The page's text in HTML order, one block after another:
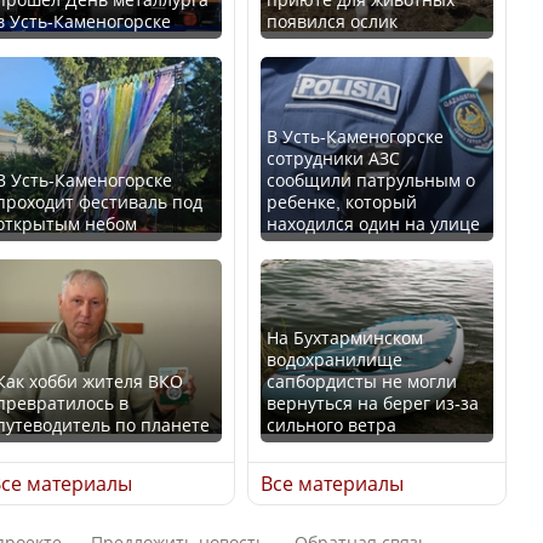
возглавил
благополучия
стран Центральной
ли представлены
регионов в
төменгі жалақы,
экология: жеті
сайлаушылармен
талқылап жатыр?
В России введены
дополнительные
ограничения для
казахстанских прав
Трамп официально
вступил в должность
президента США
Луну признали объектом
культурного наследия,
находящегося под
угрозой исчезновения
Усть-Каменогорске
Усть-Каменогорске
фестиваль под
небом
хобби жителя ВКО
в
по планете
материалы
появился ослик
В Усть-Каменогорске
сотрудники АЗС
сообщили патрульным о
ребенке, который
находился один на улице
На Бухтарминском
водохранилище
сапбордисты не могли
вернуться на берег из-за
сильного ветра
Все материалы